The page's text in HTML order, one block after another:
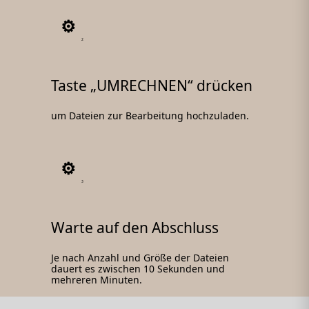
2
Taste „UMRECHNEN“ drücken
um Dateien zur Bearbeitung hochzuladen.
3
Warte auf den Abschluss
Je nach Anzahl und Größe der Dateien
dauert es zwischen 10 Sekunden und
mehreren Minuten.